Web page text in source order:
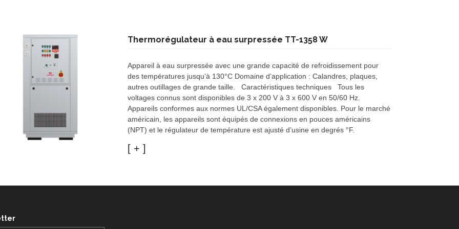
Thermorégulateur à eau surpressée TT-1358 W
Appareil à eau surpressée avec une grande capacité de refroidissement pour
des températures jusqu’à 130°C Domaine d’application : Calandres, plaques,
autres outillages de grande taille. Caractéristiques techniques Tous les
voltages connus sont disponibles de 3 x 200 V à 3 x 600 V en 50/60 Hz.
Appareils conformes aux normes UL/CSA également disponibles. Pour le marché
américain, les appareils sont équipés de connexions en pouces américains
(NPT) et le régulateur de température est ajusté d’usine en degrés °F.